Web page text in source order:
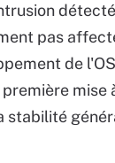
pas
de
mise
stabilité